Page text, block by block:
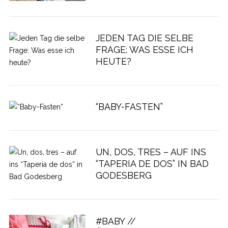
JEDEN TAG DIE SELBE
FRAGE: WAS ESSE ICH
HEUTE?
“BABY-FASTEN”
UN, DOS, TRES – AUF INS
“TAPERIA DE DOS” IN BAD
GODESBERG
#BABY //